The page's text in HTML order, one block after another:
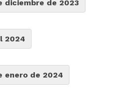
diciembre de 2023
2024
enero de 2024